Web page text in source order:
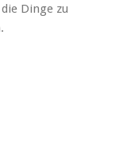
Dinge zu